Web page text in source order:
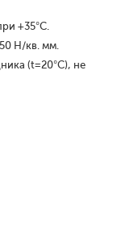
+35°С.
Н/кв. мм.
(t=20°С), не